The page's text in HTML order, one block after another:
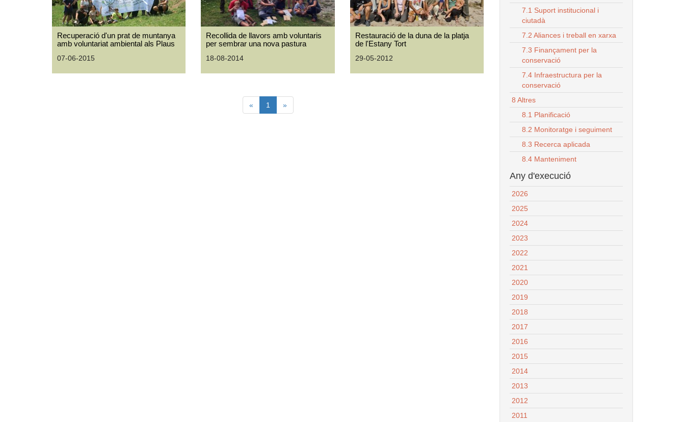
Recuperació d'un prat de muntanya
amb voluntariat ambiental als Plaus
07-06-2015
Recollida de llavors amb voluntaris
per sembrar una nova pastura
18-08-2014
Restauració de la duna de la platja
de l'Estany Tort
29-05-2012
« 1 »
7.1 Suport institucional i
ciutadà
7.2 Aliances i treball en xarxa
7.3 Finançament per la
conservació
7.4 Infraestructura per la
conservació
8 Altres
8.1 Planificació
8.2 Monitoratge i seguiment
8.3 Recerca aplicada
8.4 Manteniment
Any d'execució
2026
2025
2024
2023
2022
2021
2020
2019
2018
2017
2016
2015
2014
2013
2012
2011